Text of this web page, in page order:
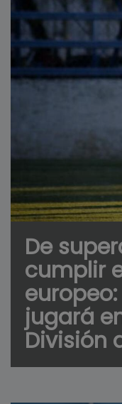
De
cumplir
jugará
División